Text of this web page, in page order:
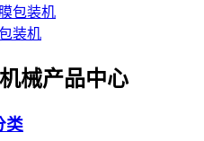
装机
械产品中心
类